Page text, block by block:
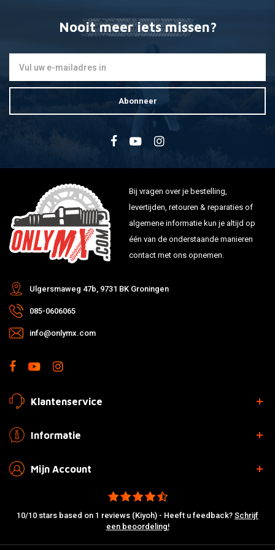
XT250 T (Japan)48YJapan
TT350 S,T,W 86-89
TT350 A,B 90-92
XT350 55V,3YT 90-01
Yamaha Scooter
XC125 T / K Cygnus R 95-03
YJ125 Vino (USA) USA06-09
150 Fly One 98-99
Nooit meer iets missen?
Abonneer
Bij vragen over je bestelling,
levertijden, retouren & reparaties of
algemene informatie kun je altijd op
één van de onderstaande manieren
contact met ons opnemen.
Ulgersmaweg 47b, 9731 BK Groningen
085-0606065
info@onlymx.com
Klantenservice
Informatie
Mijn Account
10/10 stars based on 1 reviews (Kiyoh) - Heeft u feedback? Schrijf
een beoordeling!